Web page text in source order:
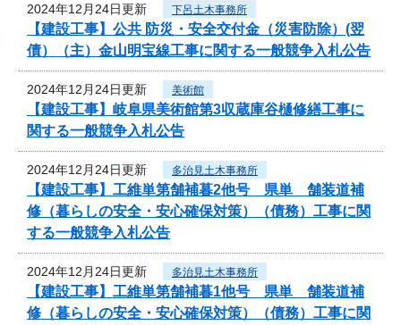
2024年12月24日更新 下呂土木事務所
【建設工事】公共 防災・安全交付金（災害防除）(翌
債）（主）金山明宝線工事に関する一般競争入札公告
2024年12月24日更新 美術館
【建設工事】岐阜県美術館第3収蔵庫谷樋修繕工事に
関する一般競争入札公告
2024年12月24日更新 多治見土木事務所
【建設工事】工維単第舗補暮2他号 県単 舗装道補
修（暮らしの安全・安心確保対策）（債務）工事に関
する一般競争入札公告
2024年12月24日更新 多治見土木事務所
【建設工事】工維単第舗補暮1他号 県単 舗装道補
修（暮らしの安全・安心確保対策）（債務）工事に関